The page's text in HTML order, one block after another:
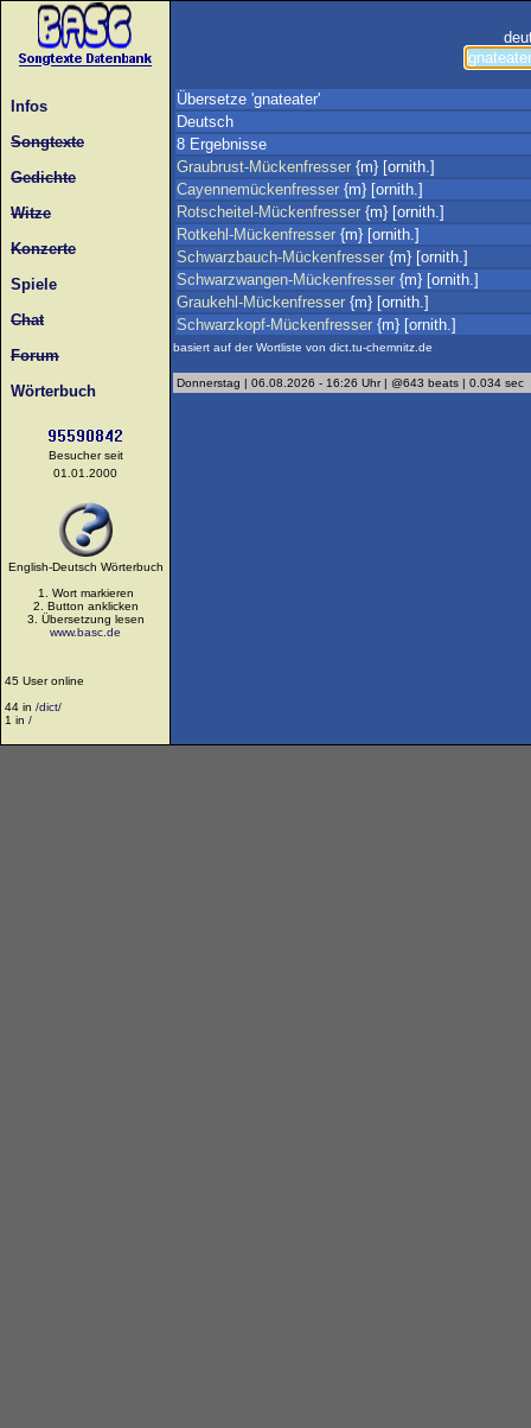
Infos
Songtexte
Gedichte
Witze
Konzerte
Spiele
Chat
Forum
Wörterbuch
Besucher seit
01.01.2000
English-Deutsch Wörterbuch
1. Wort markieren
2. Button anklicken
3. Übersetzung lesen
www.basc.de
45 User online
44 in /dict/
1 in /
Übersetze 'gnateater'
Deutsch
8 Ergebnisse
Graubrust-Mückenfresser {m} [ornith.]
Cayennemückenfresser {m} [ornith.]
Rotscheitel-Mückenfresser {m} [ornith.]
Rotkehl-Mückenfresser {m} [ornith.]
Schwarzbauch-Mückenfresser {m} [ornith.]
Schwarzwangen-Mückenfresser {m} [ornith.]
Graukehl-Mückenfresser {m} [ornith.]
Schwarzkopf-Mückenfresser {m} [ornith.]
basiert auf der Wortliste von dict.tu-chemnitz.de
Donnerstag | 06.08.2026 - 16:26 Uhr | @643 beats | 0.034 sec